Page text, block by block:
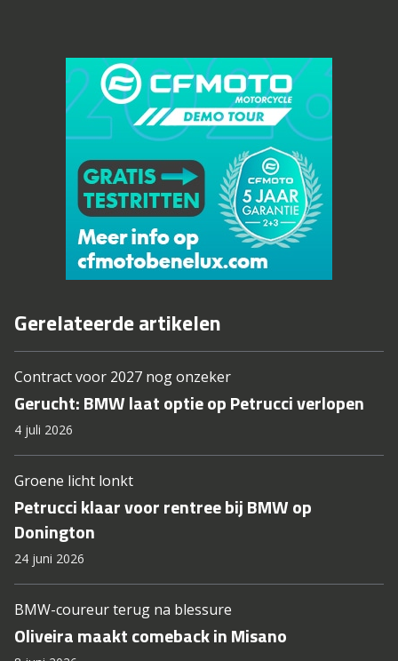
Gerelateerde artikelen
Contract voor 2027 nog onzeker
Gerucht: BMW laat optie op Petrucci verlopen
4 juli 2026
Groene licht lonkt
Petrucci klaar voor rentree bij BMW op
Donington
24 juni 2026
BMW-coureur terug na blessure
Oliveira maakt comeback in Misano